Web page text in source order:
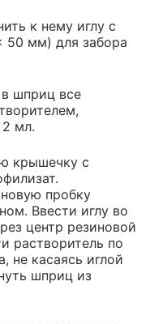
к нему иглу с
50 мм) для забора
шприц все
мл.
крышечку с
пробку
Ввести иглу во
центр резиновой
растворитель по
не касаясь иглой
шприц из